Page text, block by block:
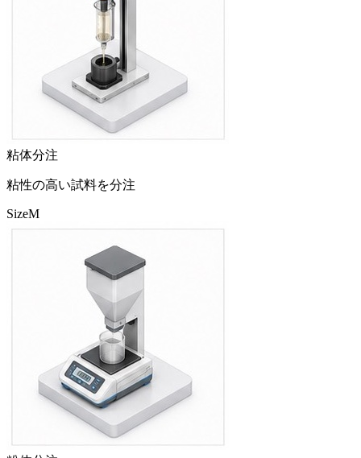
粘体分注
粘性の高い試料を分注
SizeM